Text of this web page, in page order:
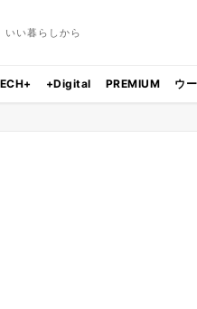
いい暮らしから
+Digital PREMIUM ウ